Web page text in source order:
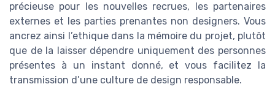
précieuse pour les nouvelles recrues, les partenaires
externes et les parties prenantes non designers. Vous
ancrez ainsi l’ethique dans la mémoire du projet, plutôt
que de la laisser dépendre uniquement des personnes
présentes à un instant donné, et vous facilitez la
transmission d’une culture de design responsable.